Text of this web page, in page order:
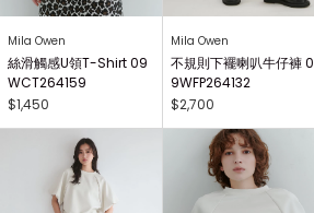
Mila Owen
絲滑觸感U領T-Shirt 09
WCT264159
$1,450
Mila Owen
不規則下襬喇叭牛仔褲 0
9WFP264132
$2,700